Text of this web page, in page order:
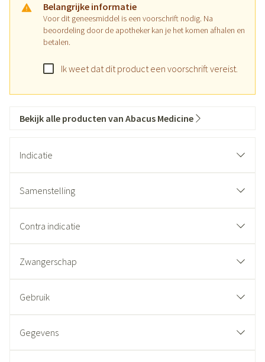
Belangrijke informatie
Voor dit geneesmiddel is een voorschrift nodig. Na
beoordeling door de apotheker kan je het komen afhalen en
betalen.
Ik weet dat dit product een voorschrift vereist.
Bekijk alle producten van Abacus Medicine
Indicatie
Samenstelling
Contra indicatie
Zwangerschap
Gebruik
Gegevens